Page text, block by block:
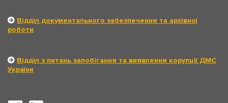
Відділ документального забезпечення та архівної
роботи
Відділ з питань запобігання та виявлення корупції ДМС
України